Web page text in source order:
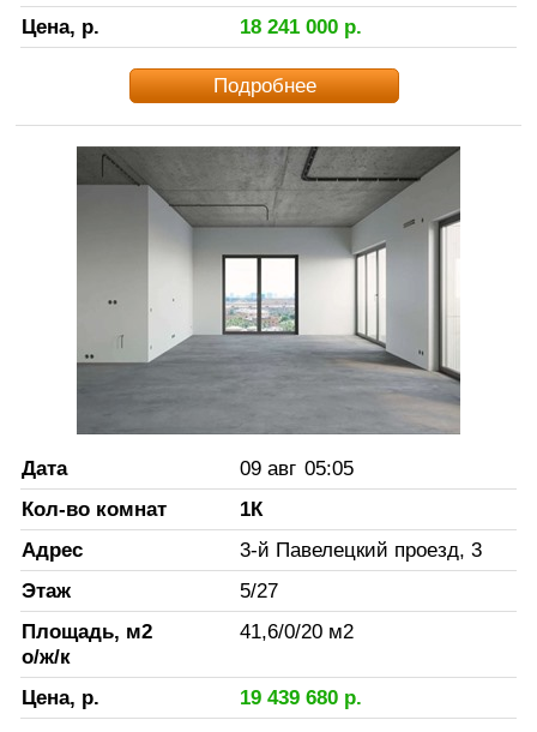
Цена, р. 18 241 000р.
Подробнее
Дата 09 авг 05:05
Кол-во комнат
1К
Адрес
3-й Павелецкий проезд, 3
Этаж
5/27
Площадь, м2
о/ж/к
41,6/0/20 м2
Цена, р. 19 439 680р.